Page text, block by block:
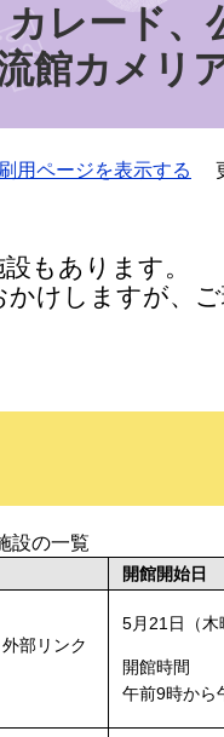
レード、
館カメリ
用ページを表示する
もあります。
けしますが、
設の一覧
開館開始日
外部リンク
5月21日（木
開館時間
午前9時から